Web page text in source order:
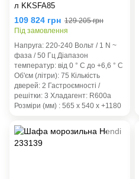
л KKSFA85
109 824 грн 129 205 грн
Під замовлення
Напруга: 220-240 Вольт / 1 N ~
фаза / 50 Гц Діапазон
температур: від 0 ° C до +6,6 ° C
Об'єм (літри): 75 Кількість
дверей: 2 Гастроємності /
решітки: 3 Хладагент: R600а
Розміри (мм) : 565 x 540 x +1180